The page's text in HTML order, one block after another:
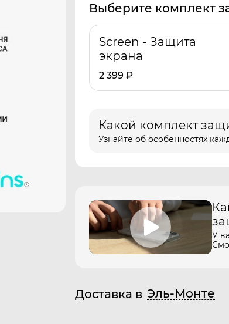
Выберите комплект
Screen - Защита
экрана
2 399 ₽
Какой комплект
Узнайте об особенностях
У
Доставка в Эль-Монте